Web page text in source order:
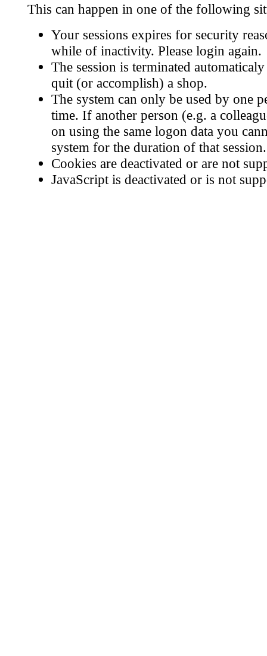
This can happen in one of the following
Your sessions expires for security
while of inactivity. Please login again.
The session is terminated
quit (or accomplish) a shop.
The system can only be used by one
time. If another person (e.g. a
on using the same logon data you
system for the duration of that session.
Cookies are deactivated or are not
JavaScript is deactivated or is not